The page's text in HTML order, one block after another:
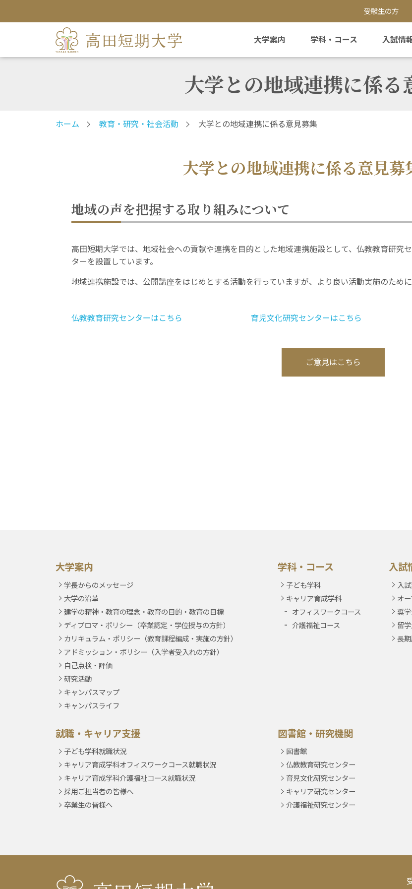
受験生の方
大学案内 学科・コース 入試情
大学との地域連携に係る
ホーム 教育・研究・社会活動 大学との地域連携に係る意見募集
大学との地域連携に係る意見募
地域の声を把握する取り組みについて
高田短期大学では、地域社会への貢献や連携を目的とした地域連携施設として、仏教教育研究
ターを設置しています。
地域連携施設では、公開講座をはじめとする活動を行っていますが、より良い活動実施のため
仏教教育研究センターはこちら 育児文化研究センターはこちら
ご意見はこちら
大学案内
学長からのメッセージ
大学の沿革
建学の精神・教育の理念・教育の目的・教育の目標
ディプロマ・ポリシー（卒業認定・学位授与の方針）
カリキュラム・ポリシー（教育課程編成・実施の方針）
アドミッション・ポリシー（入学者受入れの方針）
自己点検・評価
研究活動
キャンパスマップ
キャンパスライフ
学科・コース
子ども学科
キャリア育成学科
オフィスワークコース
介護福祉コース
入試
入
オ
奨
留
長
就職・キャリア支援
子ども学科就職状況
キャリア育成学科オフィスワークコース就職状況
キャリア育成学科介護福祉コース就職状況
採用ご担当者の皆様へ
卒業生の皆様へ
図書館・研究機関
図書館
仏教教育研究センター
育児文化研究センター
キャリア研究センター
介護福祉研究センター